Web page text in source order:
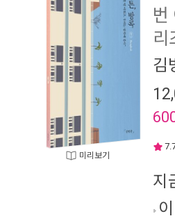
미리보기
번
리
김
지